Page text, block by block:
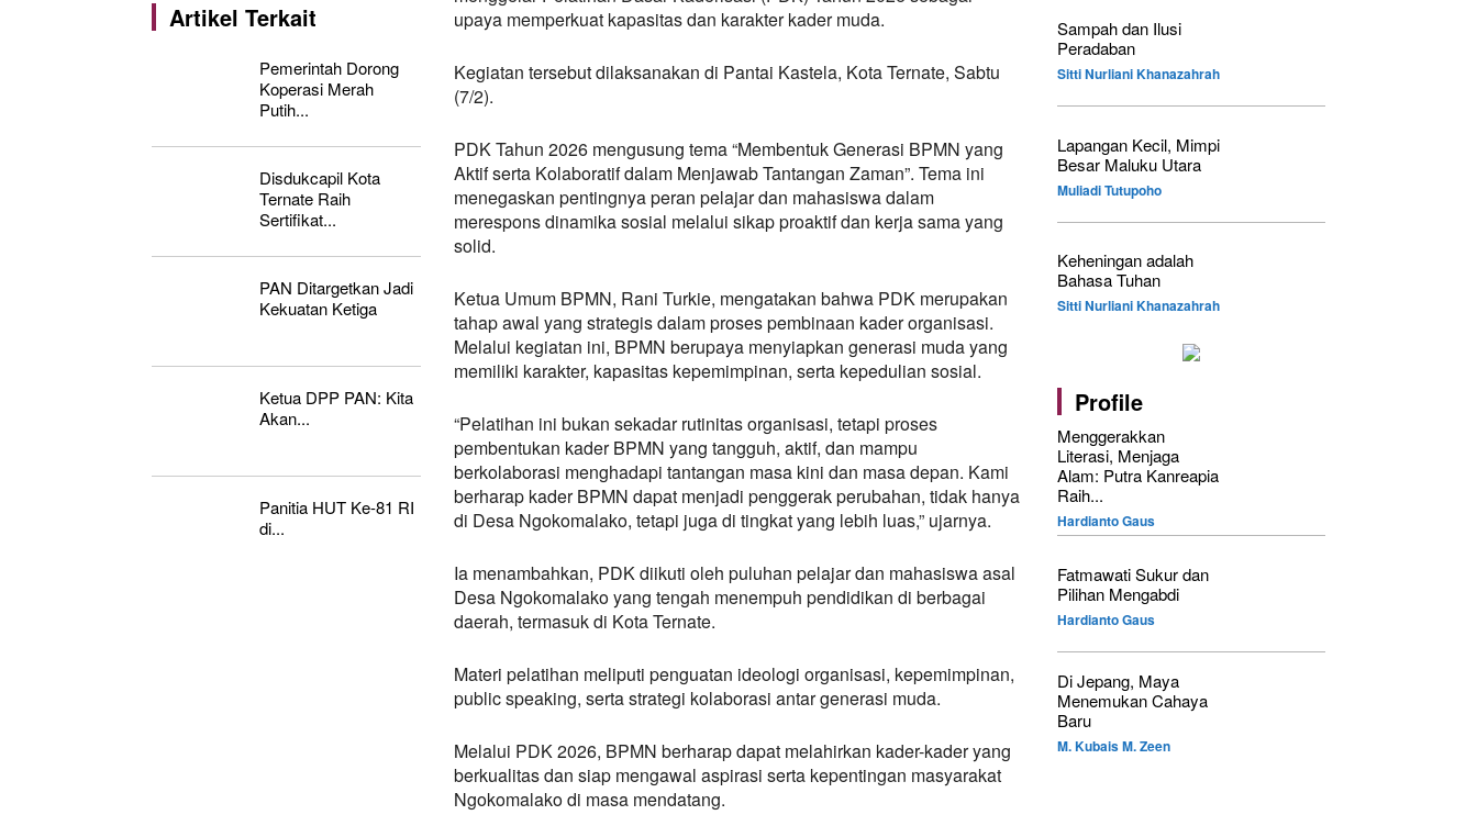
Artikel Terkait
Pemerintah Dorong
Koperasi Merah
Putih...
Disdukcapil Kota
Ternate Raih
Sertifikat...
PAN Ditargetkan Jadi
Kekuatan Ketiga
Ketua DPP PAN: Kita
Akan...
Panitia HUT Ke-81 RI
di...
upaya memperkuat kapasitas dan karakter kader muda.
Kegiatan tersebut dilaksanakan di Pantai Kastela, Kota Ternate, Sabtu
(7/2).
PDK Tahun 2026 mengusung tema “Membentuk Generasi BPMN yang
Aktif serta Kolaboratif dalam Menjawab Tantangan Zaman”. Tema ini
menegaskan pentingnya peran pelajar dan mahasiswa dalam
merespons dinamika sosial melalui sikap proaktif dan kerja sama yang
solid.
Ketua Umum BPMN, Rani Turkie, mengatakan bahwa PDK merupakan
tahap awal yang strategis dalam proses pembinaan kader organisasi.
Melalui kegiatan ini, BPMN berupaya menyiapkan generasi muda yang
memiliki karakter, kapasitas kepemimpinan, serta kepedulian sosial.
“Pelatihan ini bukan sekadar rutinitas organisasi, tetapi proses
pembentukan kader BPMN yang tangguh, aktif, dan mampu
berkolaborasi menghadapi tantangan masa kini dan masa depan. Kami
berharap kader BPMN dapat menjadi penggerak perubahan, tidak hanya
di Desa Ngokomalako, tetapi juga di tingkat yang lebih luas,” ujarnya.
Ia menambahkan, PDK diikuti oleh puluhan pelajar dan mahasiswa asal
Desa Ngokomalako yang tengah menempuh pendidikan di berbagai
daerah, termasuk di Kota Ternate.
Materi pelatihan meliputi penguatan ideologi organisasi, kepemimpinan,
public speaking, serta strategi kolaborasi antar generasi muda.
Melalui PDK 2026, BPMN berharap dapat melahirkan kader-kader yang
berkualitas dan siap mengawal aspirasi serta kepentingan masyarakat
Ngokomalako di masa mendatang.
Sampah dan Ilusi
Peradaban
Sitti Nurliani Khanazahrah
Lapangan Kecil, Mimpi
Besar Maluku Utara
Muliadi Tutupoho
Keheningan adalah
Bahasa Tuhan
Sitti Nurliani Khanazahrah
Profile
Menggerakkan
Literasi, Menjaga
Alam: Putra Kanreapia
Raih...
Hardianto Gaus
Fatmawati Sukur dan
Pilihan Mengabdi
Hardianto Gaus
Di Jepang, Maya
Menemukan Cahaya
Baru
M. Kubais M. Zeen